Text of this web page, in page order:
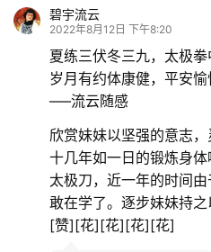
碧宇流云
2022年8月12日 下午8:20
夏练三伏冬三九，太极拳
岁月有约体康健，平安愉
—–流云随感
欣赏妹妹以坚强的意志，
十几年如一日的锻炼身
太极刀，近一年的时间
敢在学了。逐步妹妹持
[赞][花][花][花][花]